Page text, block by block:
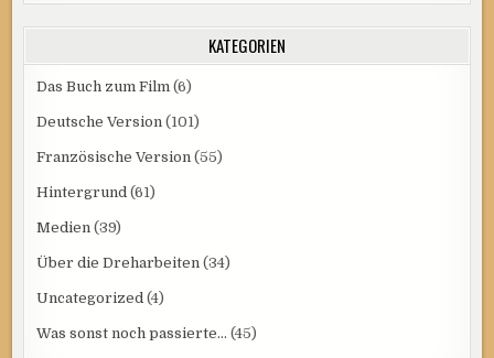
KATEGORIEN
Das Buch zum Film (6)
Deutsche Version (101)
Französische Version (55)
Hintergrund (61)
Medien (39)
Über die Dreharbeiten (34)
Uncategorized (4)
Was sonst noch passierte… (45)